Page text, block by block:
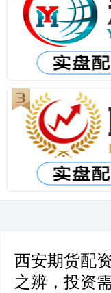
西安期货配
之辨，投资